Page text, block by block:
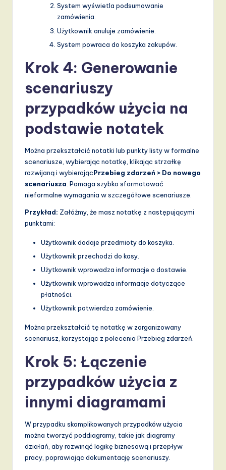
System wyświetla podsumowanie
zamówienia.
Użytkownik anuluje zamówienie.
System powraca do koszyka zakupów.
Krok 4: Generowanie
scenariuszy
przypadków użycia na
podstawie notatek
Można przekształcić notatki lub punkty listy w formalne
scenariusze, wybierając notatkę, klikając strzałkę
rozwijaną i wybierającPrzebieg zdarzeń > Do nowego
scenariusza . Pomaga szybko sformatować
nieformalne wymagania w szczegółowe scenariusze.
Przykład: Załóżmy, że masz notatkę z następującymi
punktami:
Użytkownik dodaje przedmioty do koszyka.
Użytkownik przechodzi do kasy.
Użytkownik wprowadza informacje o dostawie.
Użytkownik wprowadza informacje dotyczące
płatności.
Użytkownik potwierdza zamówienie.
Można przekształcić tę notatkę w zorganizowany
scenariusz, korzystając z polecenia Przebieg zdarzeń.
Krok 5: Łączenie
przypadków użycia z
innymi diagramami
W przypadku skomplikowanych przypadków użycia
można tworzyć poddiagramy, takie jak diagramy
działań, aby rozwinąć logikę biznesową i przepływ
pracy, poprawiając dokumentację scenariuszy.